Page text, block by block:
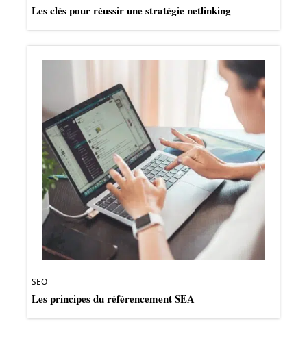
Les clés pour réussir une stratégie netlinking
SEO
Les principes du référencement SEA